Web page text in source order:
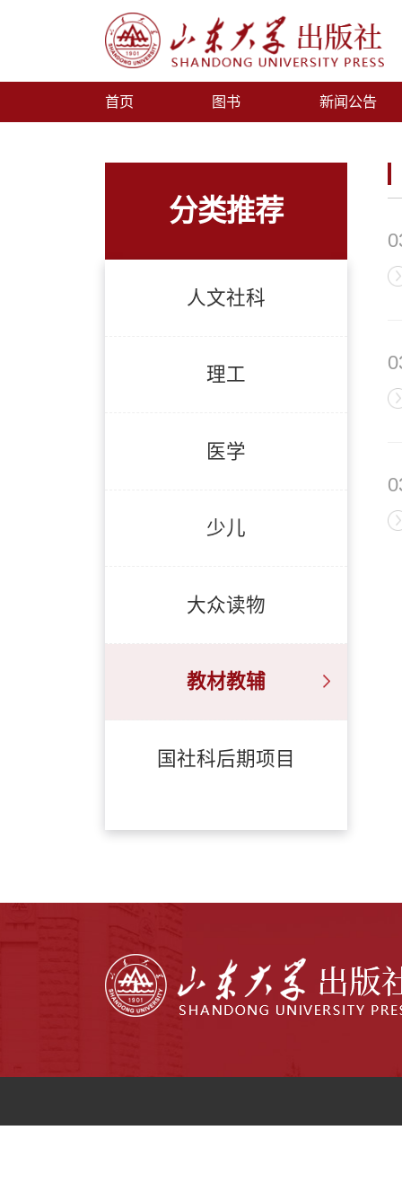
首页 图书 新闻公告
分类推荐
人文社科
理工
医学
少儿
大众读物
教材教辅
国社科后期项目